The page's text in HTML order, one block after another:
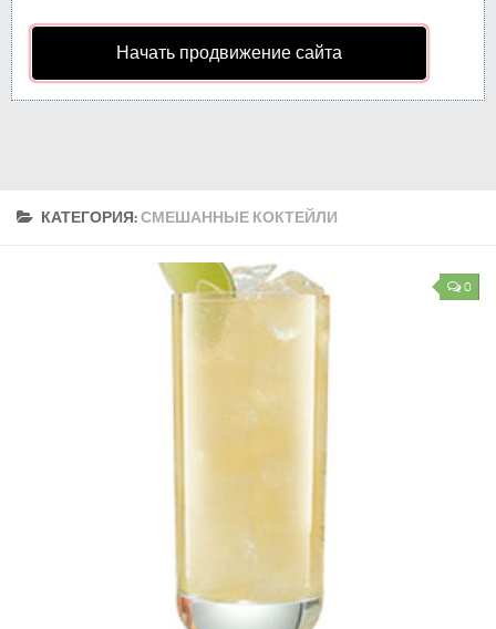
Начать продвижение сайта
КАТЕГОРИЯ:СМЕШАННЫЕ КОКТЕЙЛИ
0